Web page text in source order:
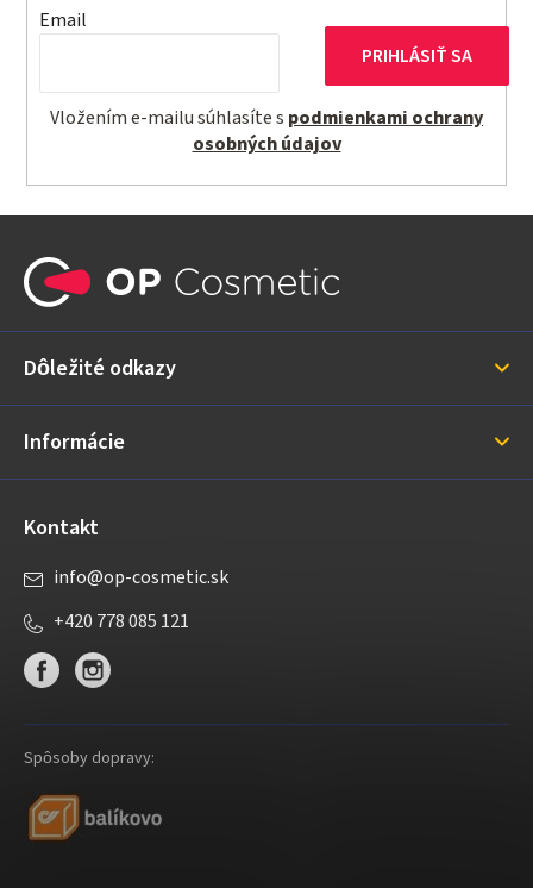
Email
Vložením e-mailu súhlasíte s podmienkami ochrany
osobných údajov
PRIHLÁSIŤ SA
ä
i
Dôležité odkazy
Informácie
Kontakt
info@op-cosmetic.sk
+420 778 085 121
Spôsoby dopravy: